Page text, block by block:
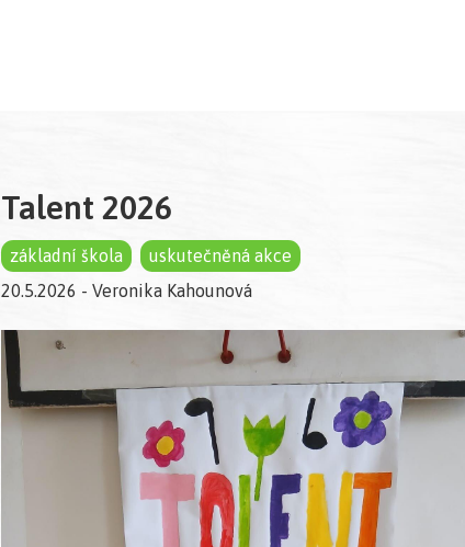
Talent 2026
základní škola
uskutečněná akce
20.5.2026 - Veronika Kahounová